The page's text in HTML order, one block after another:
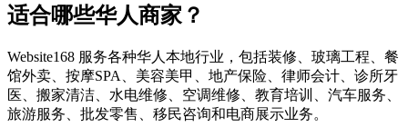
适合哪些华人商家？
Website168 服务各种华人本地行业，包括装修、玻璃工程、餐
馆外卖、按摩SPA、美容美甲、地产保险、律师会计、诊所牙
医、搬家清洁、水电维修、空调维修、教育培训、汽车服务、
旅游服务、批发零售、移民咨询和电商展示业务。